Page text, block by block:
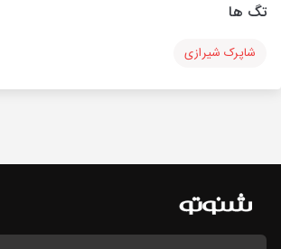
تگ ها
شاپرک شیرازی